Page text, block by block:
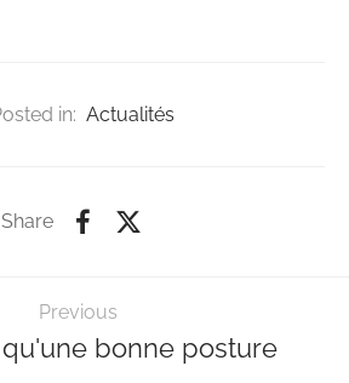
in: Actualités
Share
Previous
bonne posture